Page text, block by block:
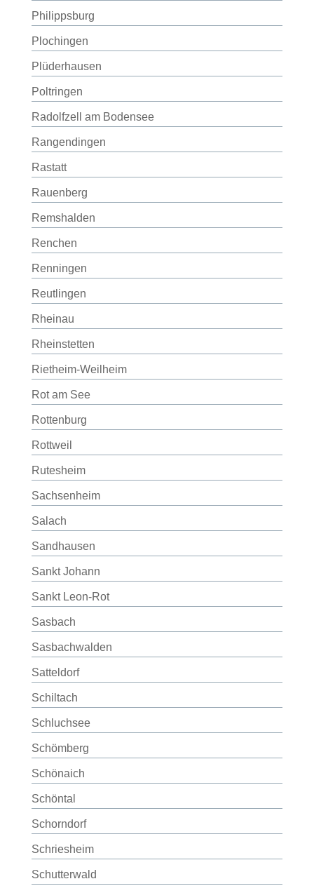
Philippsburg
Plochingen
Plüderhausen
Poltringen
Radolfzell am Bodensee
Rangendingen
Rastatt
Rauenberg
Remshalden
Renchen
Renningen
Reutlingen
Rheinau
Rheinstetten
Rietheim-Weilheim
Rot am See
Rottenburg
Rottweil
Rutesheim
Sachsenheim
Salach
Sandhausen
Sankt Johann
Sankt Leon-Rot
Sasbach
Sasbachwalden
Satteldorf
Schiltach
Schluchsee
Schömberg
Schönaich
Schöntal
Schorndorf
Schriesheim
Schutterwald